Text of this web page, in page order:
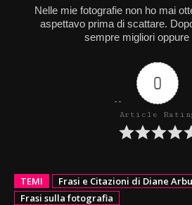
Nelle mie fotografie non ho mai
aspettavo prima di scattare.
sempre migliori oppure
0
Article
TEMI
Frasi e Citazioni di Diane
Frasi sulla fotografia